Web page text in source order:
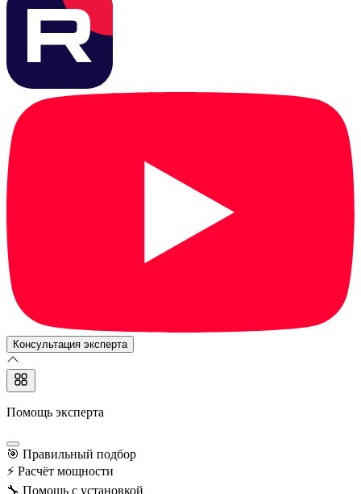
Консультация эксперта
Помощь эксперта
🎯 Правильный подбор
⚡ Расчёт мощности
🔧 Помощь с установкой